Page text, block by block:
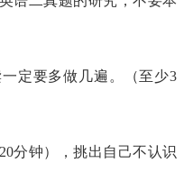
定要多做几遍。（至少3
分钟），挑出自己不认识